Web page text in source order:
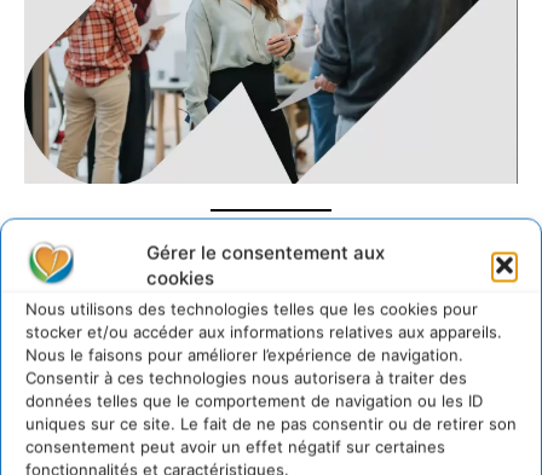
Gérer le consentement aux
cookies
Nous utilisons des technologies telles que les cookies pour
stocker et/ou accéder aux informations relatives aux appareils.
Nous le faisons pour améliorer l’expérience de navigation.
Consentir à ces technologies nous autorisera à traiter des
données telles que le comportement de navigation ou les ID
uniques sur ce site. Le fait de ne pas consentir ou de retirer son
consentement peut avoir un effet négatif sur certaines
fonctionnalités et caractéristiques.
Adhérer à GenAct